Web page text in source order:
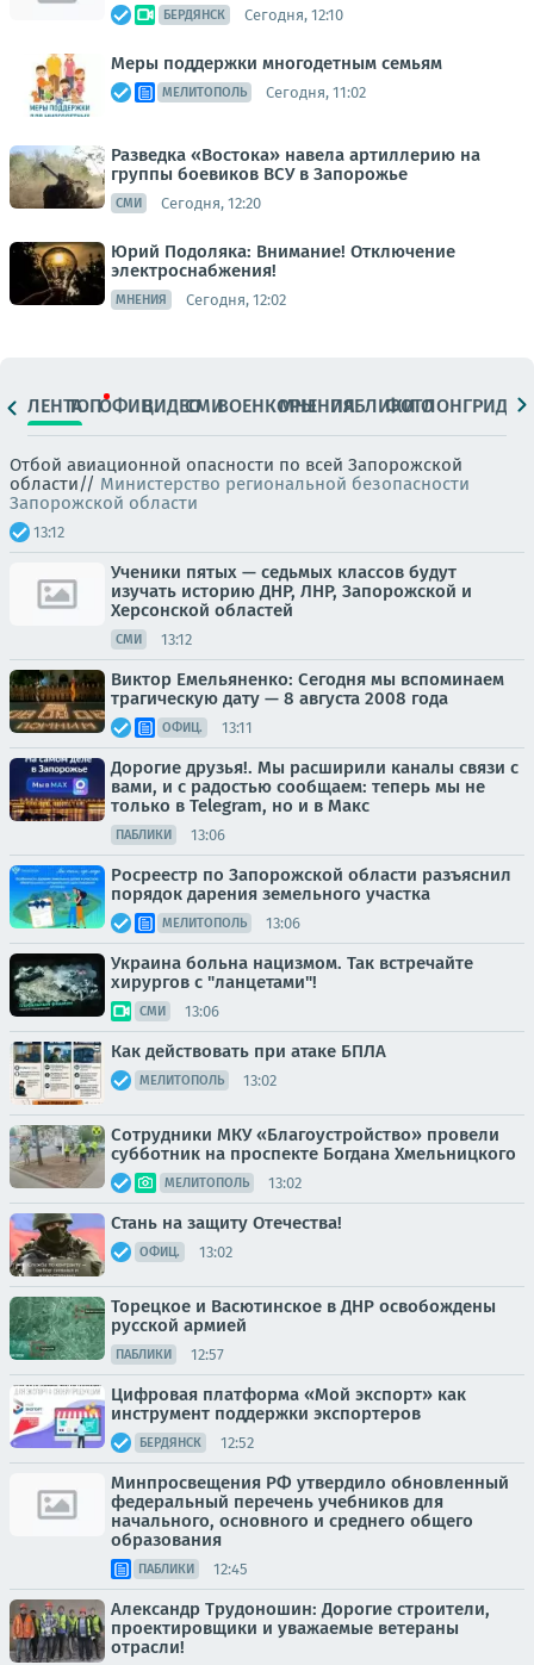
БЕРДЯНСК Сегодня, 12:10
Меры поддержки многодетным семьям
МЕЛИТОПОЛЬ Сегодня, 11:02
Разведка «Востока» навела артиллерию на
группы боевиков ВСУ в Запорожье
СМИ Сегодня, 12:20
Юрий Подоляка: Внимание! Отключение
электроснабжения!
МНЕНИЯ Сегодня, 12:02
ЛЕНТАТОПОФИЦ.ВИДЕОСМИВОЕНКОРЫМНЕНИЯПАБЛИКИ
ФОТОЛОНГРИДЫ
Отбой авиационной опасности по всей Запорожской
области// Министерство региональной безопасности
Запорожской области
13:12
Ученики пятых — седьмых классов будут
изучать историю ДНР, ЛНР, Запорожской и
Херсонской областей
СМИ 13:12
Виктор Емельяненко: Сегодня мы вспоминаем
трагическую дату — 8 августа 2008 года
ОФИЦ. 13:11
Дорогие друзья!. Мы расширили каналы связи с
вами, и с радостью сообщаем: теперь мы не
только в Telegram, но и в Макс
ПАБЛИКИ 13:06
Росреестр по Запорожской области разъяснил
порядок дарения земельного участка
МЕЛИТОПОЛЬ 13:06
Украина больна нацизмом. Так встречайте
хирургов с "ланцетами"!
СМИ 13:06
Как действовать при атаке БПЛА
МЕЛИТОПОЛЬ 13:02
Сотрудники МКУ «Благоустройство» провели
субботник на проспекте Богдана Хмельницкого
МЕЛИТОПОЛЬ 13:02
Стань на защиту Отечества!
ОФИЦ. 13:02
Торецкое и Васютинское в ДНР освобождены
русской армией
ПАБЛИКИ 12:57
Цифровая платформа «Мой экспорт» как
инструмент поддержки экспортеров
БЕРДЯНСК 12:52
Минпросвещения РФ утвердило обновленный
федеральный перечень учебников для
начального, основного и среднего общего
образования
ПАБЛИКИ 12:45
Александр Трудоношин: Дорогие строители,
проектировщики и уважаемые ветераны
отрасли!